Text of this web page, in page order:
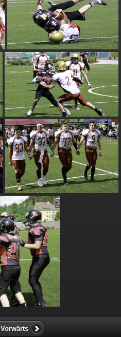
Vorwärts